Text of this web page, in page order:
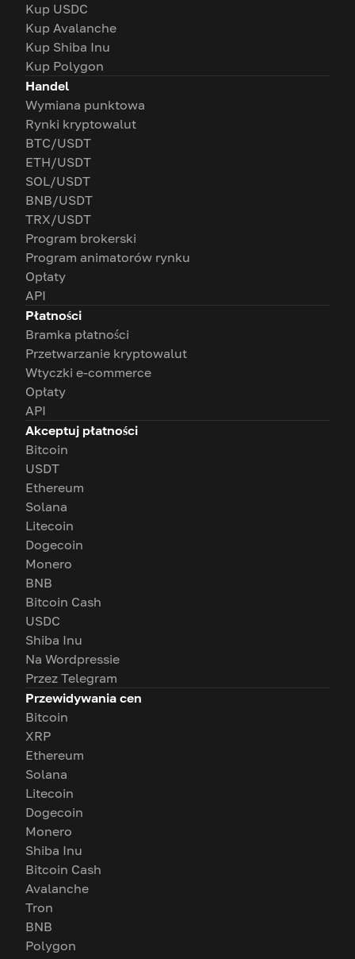
Kup USDC
Kup Avalanche
Kup Shiba Inu
Kup Polygon
Handel
Wymiana punktowa
Rynki kryptowalut
BTC/USDT
ETH/USDT
SOL/USDT
BNB/USDT
TRX/USDT
Program brokerski
Program animatorów rynku
Opłaty
API
Płatności
Bramka płatności
Przetwarzanie kryptowalut
Wtyczki e-commerce
Opłaty
API
Akceptuj płatności
Bitcoin
USDT
Ethereum
Solana
Litecoin
Dogecoin
Monero
BNB
Bitcoin Cash
USDC
Shiba Inu
Na Wordpressie
Przez Telegram
Przewidywania cen
Bitcoin
XRP
Ethereum
Solana
Litecoin
Dogecoin
Monero
Shiba Inu
Bitcoin Cash
Avalanche
Tron
BNB
Polygon